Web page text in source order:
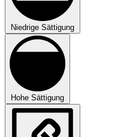
Niedrige Sättigung
Hohe Sättigung